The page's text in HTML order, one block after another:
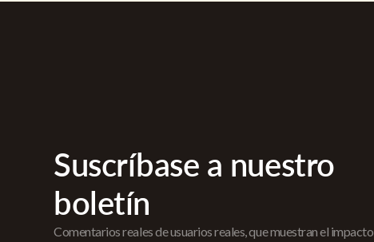
Suscríbase a nuestro
boletín
Comentarios reales de usuarios reales, que muestran el impacto